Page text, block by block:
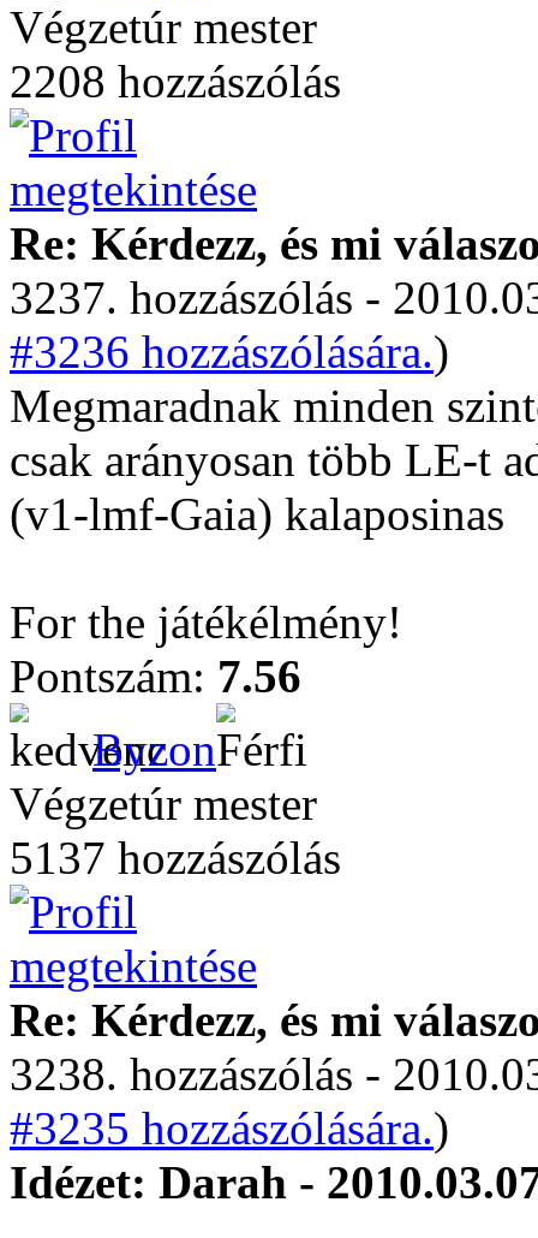
Végzetúr mester
2208 hozzászólás
Re: Kérdezz, és mi
3237. hozzászólás -
#3236 hozzászólására.)
Megmaradnak minden
csak arányosan több LE-t
(v1-lmf-Gaia) kalaposinas
For the játékélmény!
Pontszám: 7.56
Byzon
Végzetúr mester
5137 hozzászólás
Re: Kérdezz, és mi
3238. hozzászólás -
#3235 hozzászólására.)
Idézet: Darah -